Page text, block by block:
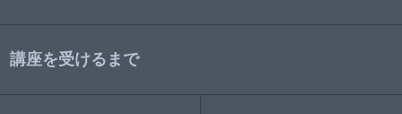
講座を受けるまで